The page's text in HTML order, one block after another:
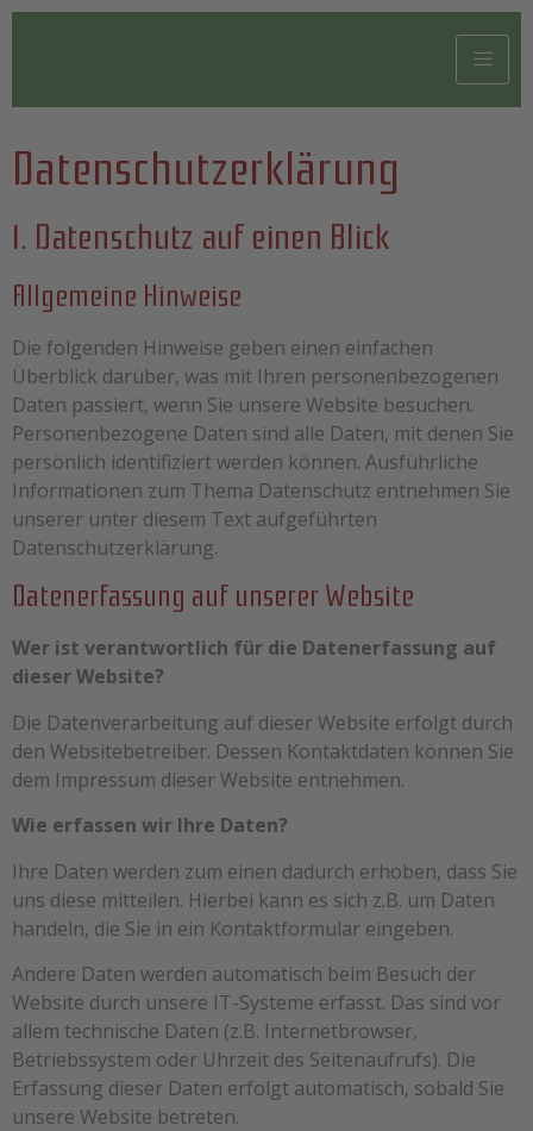
Datenschutzerklärung
1. Datenschutz auf einen Blick
Allgemeine Hinweise
Die folgenden Hinweise geben einen einfachen
Überblick darüber, was mit Ihren personenbezogenen
Daten passiert, wenn Sie unsere Website besuchen.
Personenbezogene Daten sind alle Daten, mit denen Sie
persönlich identifiziert werden können. Ausführliche
Informationen zum Thema Datenschutz entnehmen Sie
unserer unter diesem Text aufgeführten
Datenschutzerklärung.
Datenerfassung auf unserer Website
Wer ist verantwortlich für die Datenerfassung auf
dieser Website?
Die Datenverarbeitung auf dieser Website erfolgt durch
den Websitebetreiber. Dessen Kontaktdaten können Sie
dem Impressum dieser Website entnehmen.
Wie erfassen wir Ihre Daten?
Ihre Daten werden zum einen dadurch erhoben, dass Sie
uns diese mitteilen. Hierbei kann es sich z.B. um Daten
handeln, die Sie in ein Kontaktformular eingeben.
Andere Daten werden automatisch beim Besuch der
Website durch unsere IT-Systeme erfasst. Das sind vor
allem technische Daten (z.B. Internetbrowser,
Betriebssystem oder Uhrzeit des Seitenaufrufs). Die
Erfassung dieser Daten erfolgt automatisch, sobald Sie
unsere Website betreten.